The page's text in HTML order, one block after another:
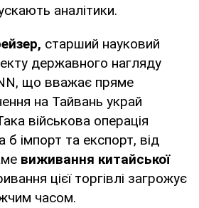
аналітики.
старший науковий
державного нагляду
що вважає пряме
на Тайвань украй
військова операція
б імпорт та експорт, від
виживання китайської
цієї торгівлі загрожує
часом.